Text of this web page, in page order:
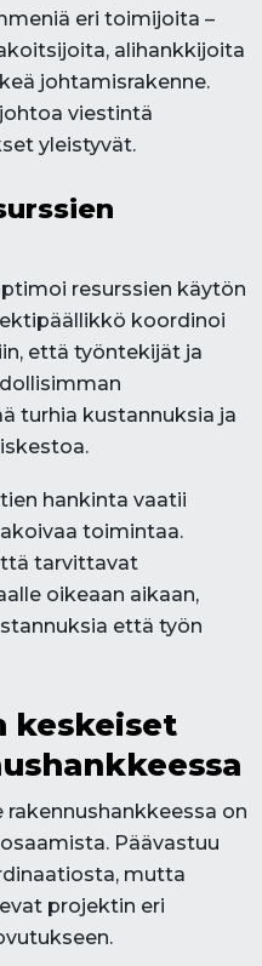
eri toimijoita –
alihankkijoita
johtamisrakenne.
viestintä
yleistyvät.
resurssien käytön
koordinoi
että työntekijät ja
turhia kustannuksia ja
hankinta vaatii
toimintaa.
tarvittavat
oikeaan aikaan,
että työn
keskeiset
on
Päävastuu
mutta
projektin eri